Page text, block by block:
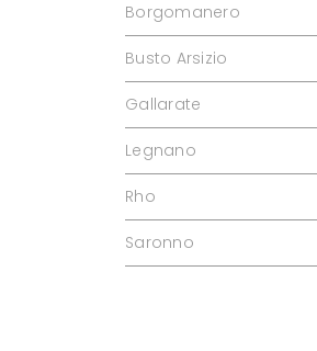
Borgomanero
Busto Arsizio
Gallarate
Legnano
Rho
Saronno